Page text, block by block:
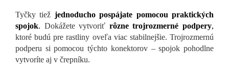
Tyčky tiež jednoducho pospájate pomocou praktických
spojok. Dokážete vytvoriť rôzne trojrozmerné podpery,
ktoré budú pre rastliny oveľa viac stabilnejšie. Trojrozmernú
podperu si pomocou týchto konektorov – spojok pohodlne
vytvoríte aj v črepníku.